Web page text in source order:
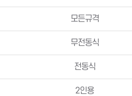
모든규격
무전동식
전동식
2인용